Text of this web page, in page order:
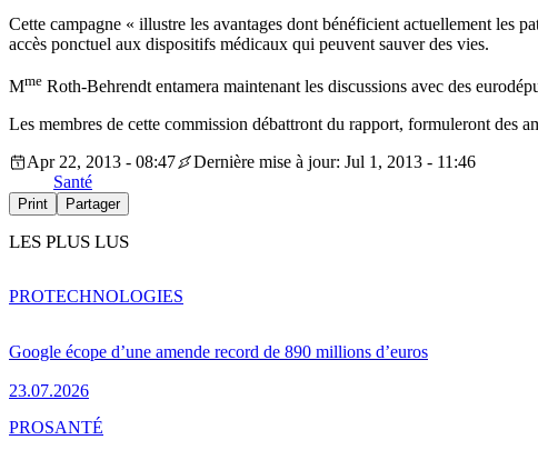
Cette campagne « illustre les avantages dont bénéficient actuellement les
accès ponctuel aux dispositifs médicaux qui peuvent sauver des vies.
Mme Roth-Behrendt entamera maintenant les discussions avec des
Les membres de cette commission débattront du rapport, formuleront des
Apr 22, 2013 - 08:47
Dernière mise à jour: Jul 1, 2013 - 11:46
Santé
Print Partager
LES PLUS LUS
Google écope d’une amende record de 890 millions d’euros
23.07.2026
PROTECHNOLOGIES
PROSANTÉ